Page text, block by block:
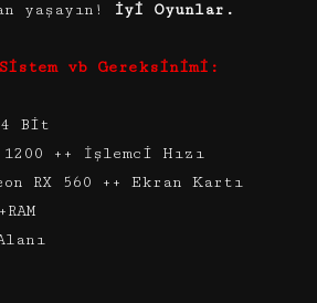
yaşayın!
İyi Oyunlar.
vb Gereksinimi:
Bit
++ İşlemci Hızı
RX 560 ++ Ekran Kartı